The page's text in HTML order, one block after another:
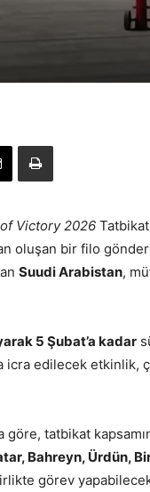
Victory 2026
oluşan bir filo
Suudi Arabistan,
5 Şubat’a kadar
icra edilecek etkinlik,
göre, tatbikat
Bahreyn, Ürdün,
görev